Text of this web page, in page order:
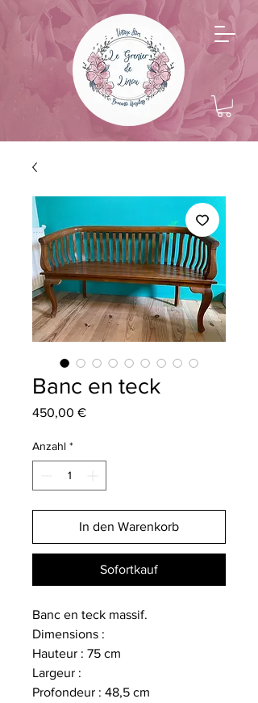
Banc en teck
450,00 €Preis
Anzahl *
In den Warenkorb
Sofortkauf
Banc en teck massif.
Dimensions :
Hauteur : 75 cm
Largeur :
Profondeur : 48,5 cm